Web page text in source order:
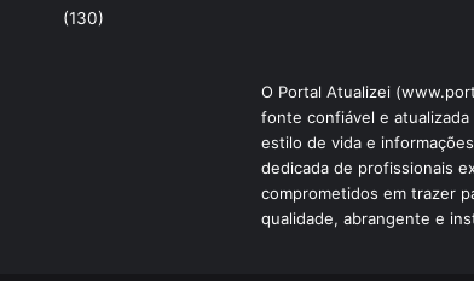
(130)
O Portal Atualizei
fonte confiável e
estilo de vida e
dedicada de profissionais
comprometidos em trazer
qualidade, abrangente e